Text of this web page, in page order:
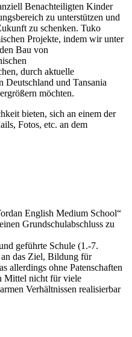
Benachteiligten Kinder
zu unterstützen und
zu schenken. Tuko
Projekte, indem wir unter
Bau von
durch aktuelle
Deutschland und Tansania
möchten.
bieten, sich an einem der
Fotos, etc. an dem
English Medium School“
Grundschulabschluss zu
geführte Schule (1.-7.
das Ziel, Bildung für
allerdings ohne Patenschaften
Mittel nicht für viele
Verhältnissen realisierbar